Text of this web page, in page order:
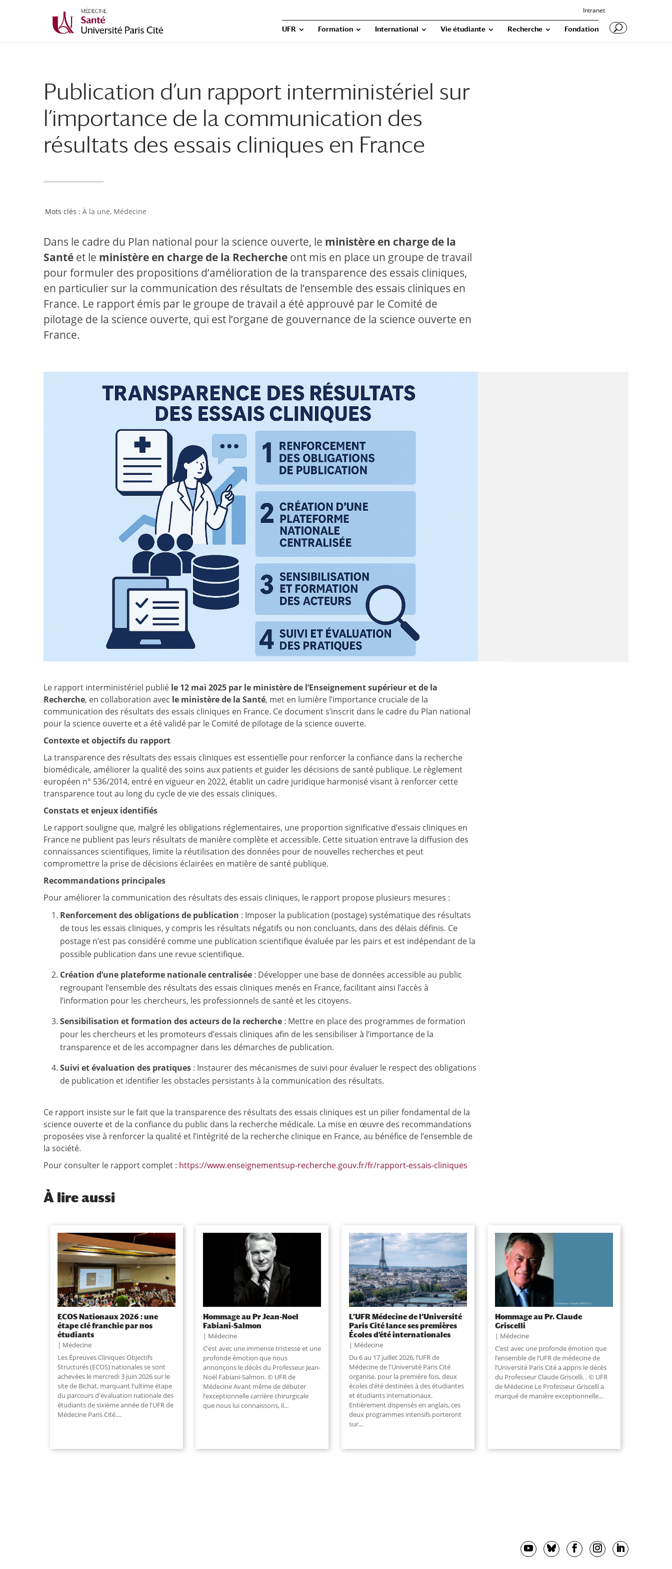
Intranet
UFR Formation International Vie étudiante Recherche Fondation
Publication d’un rapport interministériel sur
l’importance de la communication des
résultats des essais cliniques en France
À la une, Médecine
Dans le cadre du Plan national pour la science ouverte, le ministère en charge de la
Santé et le ministère en charge de la Recherche ont mis en place un groupe de travail
pour formuler des propositions d’amélioration de la transparence des essais cliniques,
en particulier sur la communication des résultats de l’ensemble des essais cliniques en
France. Le rapport émis par le groupe de travail a été approuvé par le Comité de
pilotage de la science ouverte, qui est l’organe de gouvernance de la science ouverte en
France.
Le rapport interministériel publié le 12 mai 2025 par le ministère de l’Enseignement supérieur et de la
Recherche, en collaboration avec le ministère de la Santé, met en lumière l’importance cruciale de la
communication des résultats des essais cliniques en France. Ce document s’inscrit dans le cadre du Plan national
pour la science ouverte et a été validé par le Comité de pilotage de la science ouverte.
Contexte et objectifs du rapport
La transparence des résultats des essais cliniques est essentielle pour renforcer la confiance dans la recherche
biomédicale, améliorer la qualité des soins aux patients et guider les décisions de santé publique. Le règlement
européen n° 536/2014, entré en vigueur en 2022, établit un cadre juridique harmonisé visant à renforcer cette
transparence tout au long du cycle de vie des essais cliniques.
Constats et enjeux identifiés
Le rapport souligne que, malgré les obligations réglementaires, une proportion significative d’essais cliniques en
France ne publient pas leurs résultats de manière complète et accessible. Cette situation entrave la diffusion des
connaissances scientifiques, limite la réutilisation des données pour de nouvelles recherches et peut
compromettre la prise de décisions éclairées en matière de santé publique.
Recommandations principales
Pour améliorer la communication des résultats des essais cliniques, le rapport propose plusieurs mesures :
Renforcement des obligations de publication : Imposer la publication (postage) systématique des résultats
de tous les essais cliniques, y compris les résultats négatifs ou non concluants, dans des délais définis. Ce
postage n’est pas considéré comme une publication scientifique évaluée par les pairs et est indépendant de la
possible publication dans une revue scientifique.
Création d’une plateforme nationale centralisée : Développer une base de données accessible au public
regroupant l’ensemble des résultats des essais cliniques menés en France, facilitant ainsi l’accès à
l’information pour les chercheurs, les professionnels de santé et les citoyens.
Sensibilisation et formation des acteurs de la recherche : Mettre en place des programmes de formation
pour les chercheurs et les promoteurs d’essais cliniques afin de les sensibiliser à l’importance de la
transparence et de les accompagner dans les démarches de publication.
Suivi et évaluation des pratiques : Instaurer des mécanismes de suivi pour évaluer le respect des obligations
de publication et identifier les obstacles persistants à la communication des résultats.
Ce rapport insiste sur le fait que la transparence des résultats des essais cliniques est un pilier fondamental de la
science ouverte et de la confiance du public dans la recherche médicale. La mise en œuvre des recommandations
proposées vise à renforcer la qualité et l’intégrité de la recherche clinique en France, au bénéfice de l’ensemble de
la société.
Pour consulter le rapport complet : https://www.enseignementsup-recherche.gouv.fr/fr/rapport-essais-cliniques
À lire aussi
ECOS Nationaux 2026 : une
étape clé franchie par nos
étudiants
Médecine
Les Épreuves Cliniques Objectifs
Structurés (ECOS) nationales se sont
achevées le mercredi 3 juin 2026 sur le
site de Bichat, marquant l'ultime étape
du parcours d'évaluation nationale des
étudiants de sixième année de l'UFR de
Médecine Paris Cité....
Hommage au Pr Jean-Noel
Fabiani-Salmon
Médecine
C’est avec une immense tristesse et une
profonde émotion que nous
annonçons le décès du Professeur Jean-
Noël Fabiani-Salmon. © UFR de
Médecine Avant même de débuter
l’exceptionnelle carrière chirurgicale
que nous lui connaissons, il...
L’UFR Médecine de l’Université
Paris Cité lance ses premières
Écoles d’été internationales
Médecine
Du 6 au 17 juillet 2026, l’UFR de
Médecine de l'Université Paris Cité
organise, pour la première fois, deux
écoles d’été destinées à des étudiantes
et étudiants internationaux.
Entièrement dispensés en anglais, ces
deux programmes intensifs porteront
sur...
Hommage au Pr. Claude
Griscelli
Médecine
C’est avec une profonde émotion que
l’ensemble de l’UFR de médecine de
l’Université Paris Cité a appris le décès
du Professeur Claude Griscelli. . © UFR
de Médecine Le Professeur Griscelli a
marqué de manière exceptionnelle...